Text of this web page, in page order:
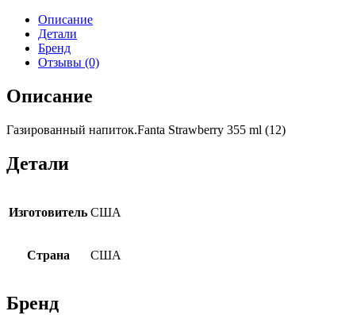
Описание
Детали
Бренд
Отзывы (0)
Описание
Газированный напиток.Fanta Strawberry 355 ml (12)
Детали
Изготовитель США
Страна США
Бренд